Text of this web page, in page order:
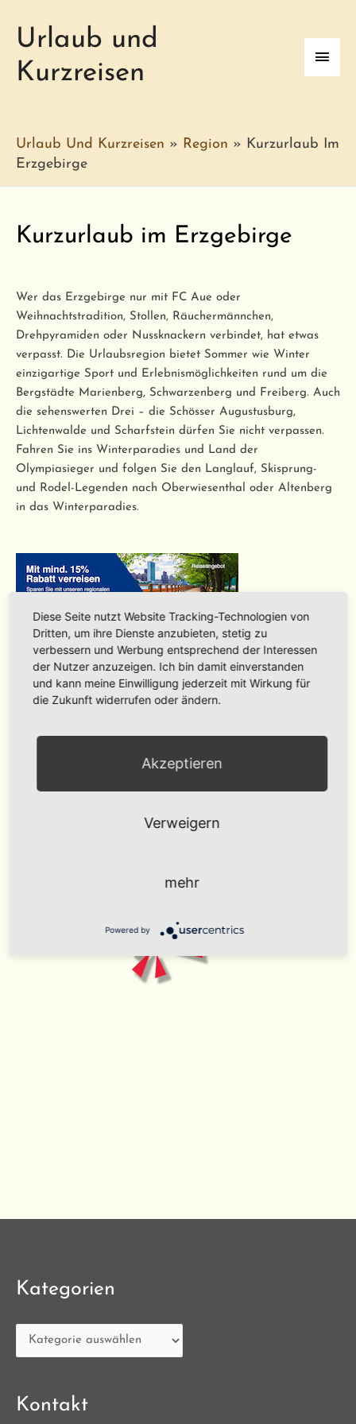
Urlaub und
Kurzreisen
Urlaub Und Kurzreisen » Region » Kurzurlaub Im
Erzgebirge
Kurzurlaub im Erzgebirge
Wer das Erzgebirge nur mit FC Aue oder
Weihnachtstradition, Stollen, Räuchermännchen,
Drehpyramiden oder Nussknackern verbindet, hat etwas
verpasst. Die Urlaubsregion bietet Sommer wie Winter
einzigartige Sport und Erlebnismöglichkeiten rund um die
Bergstädte Marienberg, Schwarzenberg und Freiberg. Auch
die sehenswerten Drei – die Schösser Augustusburg,
Lichtenwalde und Scharfstein dürfen Sie nicht verpassen.
Fahren Sie ins Winterparadies und Land der
Olympiasieger und folgen Sie den Langlauf, Skisprung-
und Rodel-Legenden nach Oberwiesenthal oder Altenberg
in das Winterparadies.
Kategorien
Kategorien
Kontakt
Diese Seite nutzt Website Tracking-Technologien von
Dritten, um ihre Dienste anzubieten, stetig zu
verbessern und Werbung entsprechend der Interessen
der Nutzer anzuzeigen. Ich bin damit einverstanden
und kann meine Einwilligung jederzeit mit Wirkung für
die Zukunft widerrufen oder ändern.
Akzeptieren
Verweigern
mehr
Powered by